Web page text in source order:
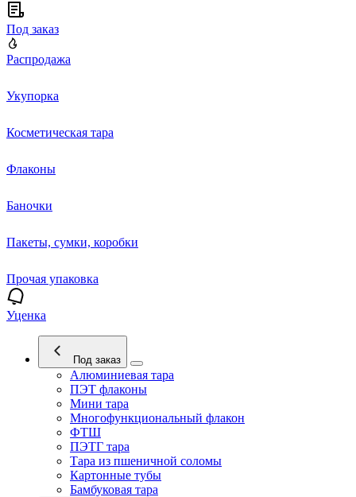
Под заказ
Распродажа
Укупорка
Косметическая тара
Флаконы
Баночки
Пакеты, сумки, коробки
Прочая упаковка
Уценка
Под заказ
Алюминиевая тара
ПЭТ флаконы
Мини тара
Многофункциональный флакон
ФТШ
ПЭТГ тара
Тара из пшеничной соломы
Картонные тубы
Бамбуковая тара